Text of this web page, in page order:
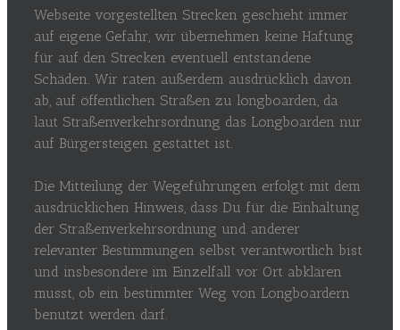
Webseite vorgestellten Strecken geschieht immer
auf eigene Gefahr, wir übernehmen keine Haftung
für auf den Strecken eventuell entstandene
Schäden. Wir raten außerdem ausdrücklich davon
ab, auf öffentlichen Straßen zu longboarden, da
laut Straßenverkehrsordnung das Longboarden nur
auf Bürgersteigen gestattet ist.
Die Mitteilung der Wegeführungen erfolgt mit dem
ausdrücklichen Hinweis, dass Du für die Einhaltung
der Straßenverkehrsordnung und anderer
relevanter Bestimmungen selbst verantwortlich bist
und insbesondere im Einzelfall vor Ort abklären
musst, ob ein bestimmter Weg von Longboardern
benutzt werden darf.